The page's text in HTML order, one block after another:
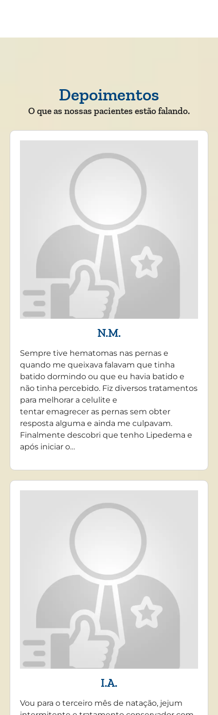
Depoimentos
O que as nossas pacientes estão falando.
N.M.
Sempre tive hematomas nas pernas e
quando me queixava falavam que tinha
batido dormindo ou que eu havia batido e
não tinha percebido. Fiz diversos tratamentos
para melhorar a celulite e
tentar emagrecer as pernas sem obter
resposta alguma e ainda me culpavam.
Finalmente descobri que tenho Lipedema e
após iniciar o…
I.A.
Vou para o terceiro mês de natação, jejum